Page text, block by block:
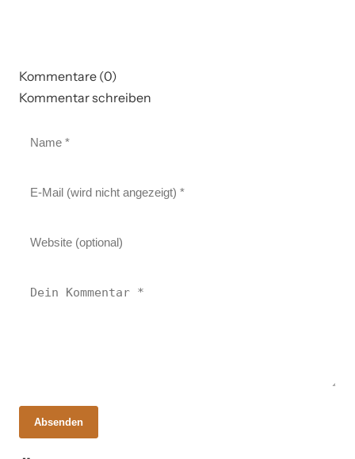
Kommentare (0)
Kommentar schreiben
Absenden
18. Februar 2026